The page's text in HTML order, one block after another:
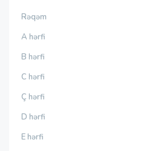
Rəqəm
A hərfi
B hərfi
C hərfi
Ç hərfi
D hərfi
E hərfi